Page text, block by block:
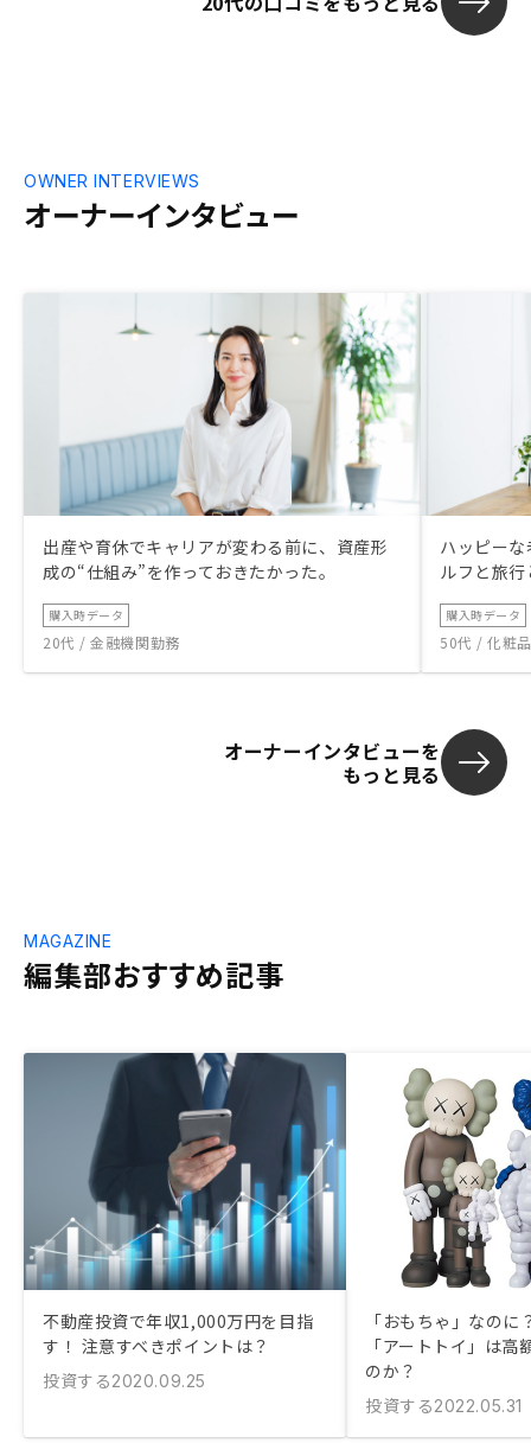
都心部の物件にするとどうしても月々が赤
字になり保険を持つという感覚で購入しな
いといけない。 投資であるからには多少
オーナーインタビュー
OWNER INTERVIEWS
出産や育休でキャリアが変わる前に、資産形
成の“仕組み”を作っておきたかった。
購入時データ
20代 / 金融機関勤務
ハッピー
ルフと旅
購入時データ
50代 / 化粧
オーナーインタビューを
もっと見る
編集部おすすめ記事
MAGAZINE
不動産投資で年収1,000万円を目指
す！ 注意すべきポイントは？
投資する2020.09.25
「おもちゃ」なのに
「アートトイ」は高
のか？
投資する2022.05.31